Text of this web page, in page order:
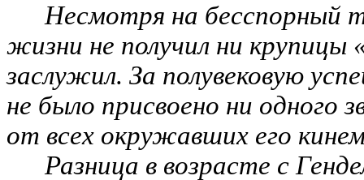
Несмотря на бесспорный
жизни не получил ни крупицы
заслужил. За полувековую
не было присвоено ни одного
от всех окружавших его
Разница в возрасте с